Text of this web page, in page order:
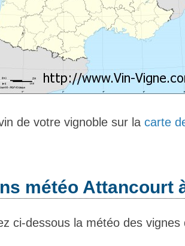
de votre vignoble sur la carte
météo Attancourt
ci-dessous la météo des